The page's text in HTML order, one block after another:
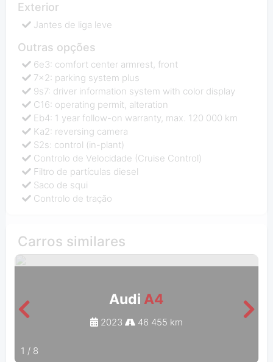
Exterior
Jantes de liga leve
Outras opções
6e3: comfort center armrest, front
7x2: parking system plus
9s7: driver information system with color display
C16: operating permit, alteration
Eb4: 1 year follow-on warranty, max. 120 000 km
Ka2: reversing camera
S2s: control (in-plant)
Controlo de Velocidade (Cruise Control)
Filtro de partículas diesel
Saco de squi
Controlo de tração
Carros similares
Audi A4
2023 46 455 km
1 / 8